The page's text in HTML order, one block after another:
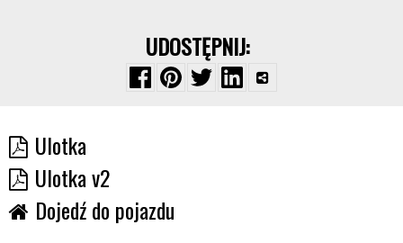
UDOSTĘPNIJ:
Ulotka
Ulotka v2
Dojedź do pojazdu